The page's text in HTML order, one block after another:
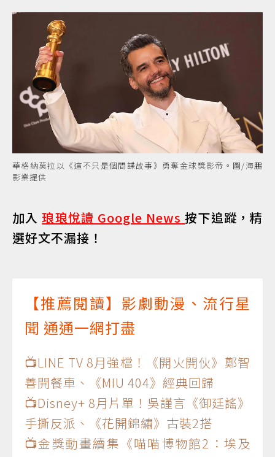
華格納莫拉以《這不只是個間諜故事》勇奪金球獎影帝。圖/海鵬
影業提供
加入琅琅悅讀 Google News按下追蹤，精
選好文不漏接！
【推薦閱讀】影劇動漫、流行星
聞 通通一網打盡
📺LINE TV 8月強檔！《開火開伙》鄭智
善開餐車、《MIU 404》經典回歸
📺Disney+ 8月片單！吳謹言《御廷謠》
手撕反派、《花開錦繡》古裝2搭
📺金獎動畫續集《喵喵博物館2：埃及